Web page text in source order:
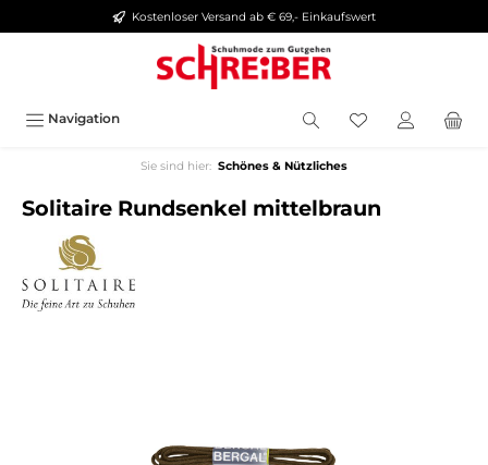
springen Kostenloser Versand ab € 69,- Einkaufswert
Navigation
Sie sind hier: Schönes & Nützliches
Solitaire Rundsenkel mittelbraun